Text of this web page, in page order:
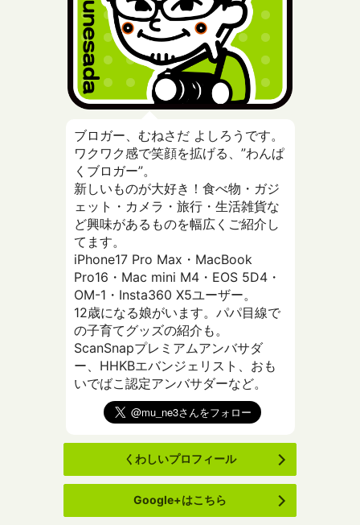
ブロガー、むねさだ よしろうです。
ワクワク感で笑顔を拡げる、”わんぱ
くブロガー”。
新しいものが大好き！食べ物・ガジ
ェット・カメラ・旅行・生活雑貨な
ど興味があるものを幅広くご紹介し
てます。
iPhone17 Pro Max・MacBook
Pro16・Mac mini M4・EOS 5D4・
OM-1・Insta360 X5ユーザー。
12歳になる娘がいます。パパ目線で
の子育てグッズの紹介も。
ScanSnapプレミアムアンバサダ
ー、HHKBエバンジェリスト、おも
いでばこ認定アンバサダーなど。
くわしいプロフィール
Google+はこちら